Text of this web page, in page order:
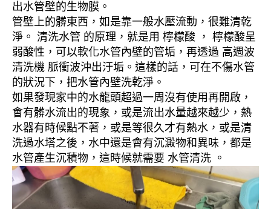
出水管壁的生物膜。
管壁上的髒東西，如是靠一般水壓流動，很難清乾
淨。 清洗水管 的原理，就是用 檸檬酸 ， 檸檬酸呈
弱酸性，可以軟化水管內壁的管垢，再透過 高週波
清洗機 脈衝波沖出汙垢。這樣的話，可在不傷水管
的狀況下，把水管內壁洗乾淨。
如果發現家中的水龍頭超過一周沒有使用再開啟，
會有髒水流出的現象，或是流出水量越來越少，熱
水器有時候點不著，或是等很久才有熱水，或是清
洗過水塔之後，水中還是會有沉澱物和異味，都是
水管產生沉積物，這時候就需要 水管清洗 。